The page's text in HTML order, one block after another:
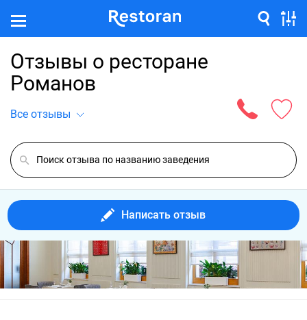
Отзывы о ресторане
Романов
Все отзывы
Написать отзыв